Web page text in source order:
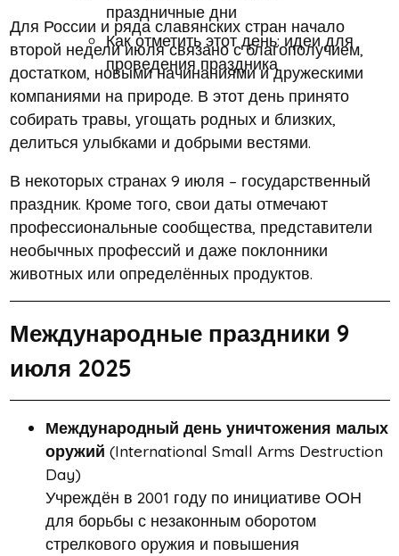
праздничные дни
Как отметить этот день: идеи для
проведения праздника
Для России и ряда славянских стран начало
второй недели июля связано с благополучием,
достатком, новыми начинаниями и дружескими
компаниями на природе. В этот день принято
собирать травы, угощать родных и близких,
делиться улыбками и добрыми вестями.
В некоторых странах 9 июля – государственный
праздник. Кроме того, свои даты отмечают
профессиональные сообщества, представители
необычных профессий и даже поклонники
животных или определённых продуктов.
Международные праздники 9
июля 2025
Международный день уничтожения малых
оружий (International Small Arms Destruction
Day)
Учреждён в 2001 году по инициативе ООН
для борьбы с незаконным оборотом
стрелкового оружия и повышения